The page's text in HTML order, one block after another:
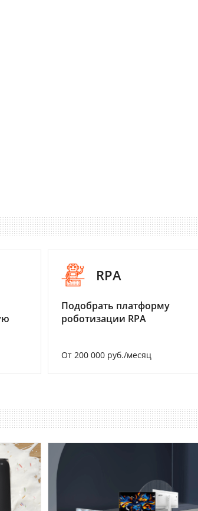
RPA
Подобрать платформу
роботизации RPA
От 200 000 руб./месяц